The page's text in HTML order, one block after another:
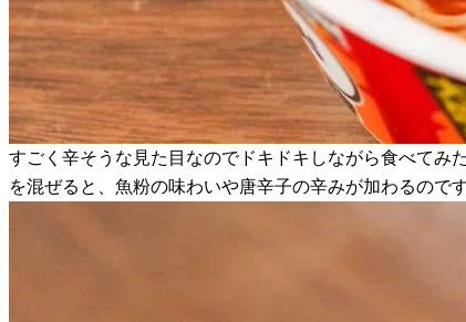
すごく辛そうな見た目なのでドキドキしながら食べて
を混ぜると、魚粉の味わいや唐辛子の辛みが加わるので